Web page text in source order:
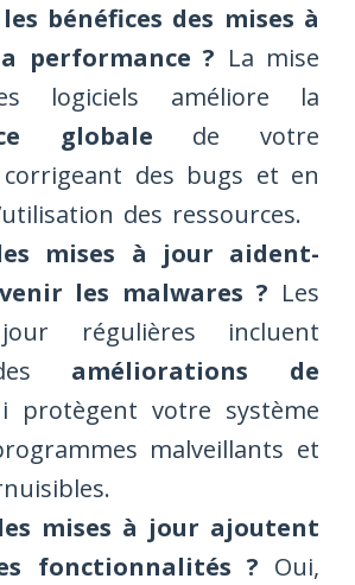
bénéfices des mises à
performance ? La mise
logiciels améliore la
globale de votre
des bugs et en
des ressources.
mises à jour aident-
les malwares ? Les
régulières incluent
améliorations de
protègent votre système
malveillants et
mises à jour ajoutent
fonctionnalités ? Oui,